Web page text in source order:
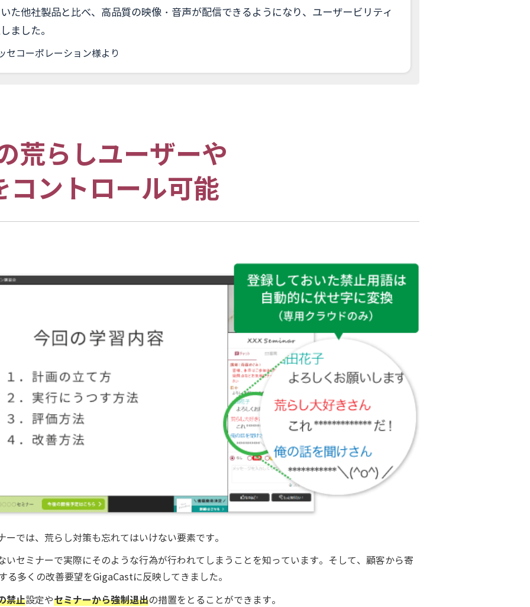
た他社製品と比べ、高品質の映像・音声が配信できるようになり、ユーザービリティ
ました。
セコーポレーション様より
荒らしユーザーや
コントロール可能
では、荒らし対策も忘れてはいけない要素です。
いセミナーで実際にそのような行為が行われてしまうことを知っています。そして、顧客から寄
る多くの改善要望をGigaCastに反映してきました。
禁止設定やセミナーから強制退出の措置をとることができます。